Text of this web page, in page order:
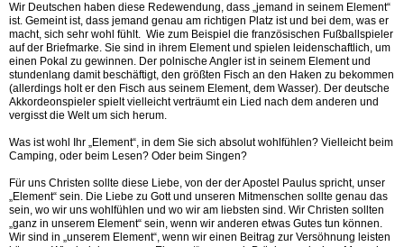
Wir Deutschen haben diese Redewendung, dass „jemand in seinem Element“
ist. Gemeint ist, dass jemand genau am richtigen Platz ist und bei dem, was er
macht, sich sehr wohl fühlt. Wie zum Beispiel die französischen Fußballspieler
auf der Briefmarke. Sie sind in ihrem Element und spielen leidenschaftlich, um
einen Pokal zu gewinnen. Der polnische Angler ist in seinem Element und
stundenlang damit beschäftigt, den größten Fisch an den Haken zu bekommen
(allerdings holt er den Fisch aus seinem Element, dem Wasser). Der deutsche
Akkordeonspieler spielt vielleicht verträumt ein Lied nach dem anderen und
vergisst die Welt um sich herum.
Was ist wohl Ihr „Element“, in dem Sie sich absolut wohlfühlen? Vielleicht beim
Camping, oder beim Lesen? Oder beim Singen?
Für uns Christen sollte diese Liebe, von der der Apostel Paulus spricht, unser
„Element“ sein. Die Liebe zu Gott und unseren Mitmenschen sollte genau das
sein, wo wir uns wohlfühlen und wo wir am liebsten sind. Wir Christen sollten
„ganz in unserem Element“ sein, wenn wir anderen etwas Gutes tun können.
Wir sind in „unserem Element“, wenn wir einen Beitrag zur Versöhnung leisten